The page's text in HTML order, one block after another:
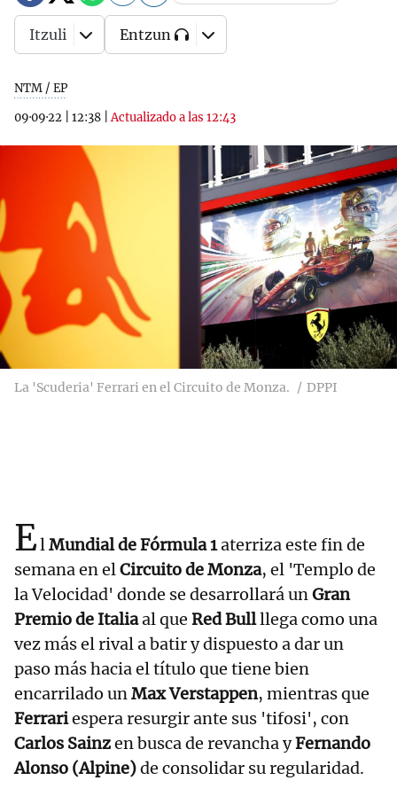
NTM / EP
09·09·22
12:38 |Actualizado a las 12:43
Itzuli Entzun
La 'Scuderia' Ferrari en el Circuito de Monza. DPPI
ElMundial de Fórmula 1aterriza este fin de
semana en elCircuito de Monza, el 'Templo de
la Velocidad' donde se desarrollará unGran
Premio de Italiaal que Red Bullllega como una
vez más el rival a batir y dispuesto a dar un
paso más hacia el título que tiene bien
encarrilado unMax Verstappen, mientras que
Ferrariespera resurgir ante sus 'tifosi', con
Carlos Sainzen busca de revancha yFernando
Alonso (Alpine)de consolidar su regularidad.